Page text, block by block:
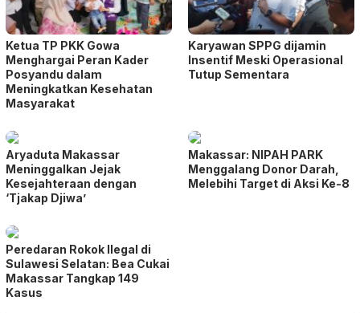
Ketua TP PKK Gowa
Menghargai Peran Kader
Posyandu dalam
Meningkatkan Kesehatan
Masyarakat
Karyawan SPPG dijamin
Insentif Meski Operasional
Tutup Sementara
Aryaduta Makassar
Meninggalkan Jejak
Kesejahteraan dengan
‘Tjakap Djiwa’
Makassar: NIPAH PARK
Menggalang Donor Darah,
Melebihi Target di Aksi Ke-8
Peredaran Rokok Ilegal di
Sulawesi Selatan: Bea Cukai
Makassar Tangkap 149
Kasus